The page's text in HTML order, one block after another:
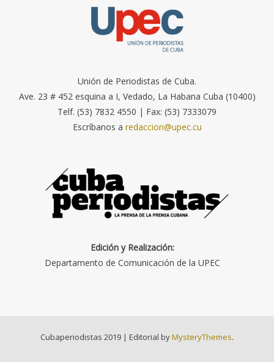
Unión de Periodistas de Cuba.
Ave. 23 # 452 esquina a I, Vedado, La Habana Cuba (10400)
Telf. (53) 7832 4550 | Fax: (53) 7333079
Escríbanos a redaccion@upec.cu
Edición y Realización:
Departamento de Comunicación de la UPEC
Cubaperiodistas 2019 | Editorial byMysteryThemes.